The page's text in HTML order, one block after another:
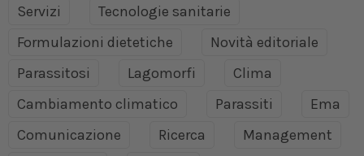
Servizi
Tecnologie sanitarie
Formulazioni dietetiche
Novità editoriale
Parassitosi
Lagomorfi
Clima
Cambiamento climatico
Parassiti
Ema
Comunicazione
Ricerca
Management